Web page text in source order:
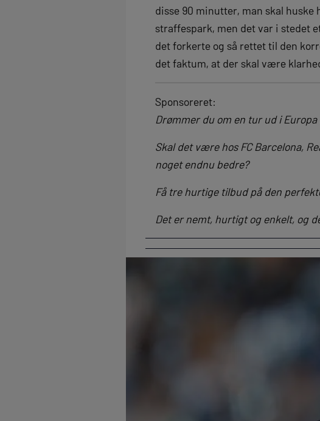
disse 90 minutter, man skal
straffespark, men det var i stedet
det forkerte og så rettet til den
det faktum, at der skal være
Sponsoreret:
Drømmer du om en tur ud i
Skal det være hos FC Barcelona,
noget endnu bedre?
Få tre hurtige tilbud på den
Det er nemt, hurtigt og enkelt, og